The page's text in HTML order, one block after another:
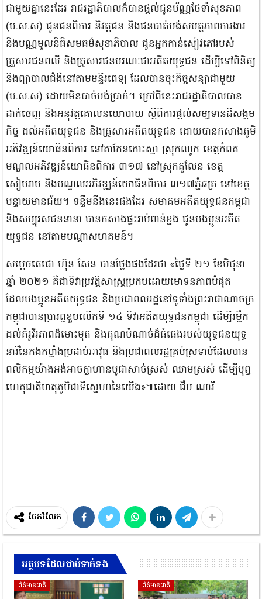
ជាមួយគ្នានេះដែរ រាជរដ្ឋាភិបាលក៏បានផ្តល់ជូនប័ណ្ណថែទាំសុខភាព
(ប.ស.ស) ជូនជនពិការ និវត្តជន និងជនបាត់បង់សមត្ថភាពការងារ
និងបណ្ណមូលនិធិសមធម៌សុខាភិបាល ជូនអ្នកកាន់សៀវភៅរបស់
គ្រួសារជនពលី និងគ្រួសារជនមរណៈជាអតីតយុទ្ធជន ដើម្បីទៅពិនិត្យ
និងព្យាបាលជំងឺនៅតាមមន្ទីរពេទ្យ ដែលបានចុះកិច្ចសន្យាជាមួយ
(ប.ស.ស) ដោយមិនបាច់បង់ប្រាក់។ ក្រៅពីនេះរាជរដ្ឋាភិបាលបាន
ដាក់ចេញ និងអនុវត្តគោលនយោបាយ ស្តីពីការផ្តល់សម្បទានដីសង្គម
កិច្ច ដល់អតីតយុទ្ធជន និងគ្រួសារអតីតយុទ្ធជន ដោយបានកសាងភូមិ
អភិវឌ្ឍន៍យោធិនពិការ នៅតាកែនកោះស្លា ស្រុកឈូក ខេត្តកំពត
មណ្ឌលអភិវឌ្ឍន៍យោធិនពិការ ៣១៧ នៅស្រុកគូលែន ខេត្ត
សៀមរាប និងមណ្ឌលអភិវឌ្ឍន៍យោធិនពិការ ៣១៧ភ្នំឆត្រ នៅខេត្ត
បន្ទាយមានជ័យ។ ទន្ទឹមនឹងនេះផងដែរ សមាគមអតីតយុទ្ធជនកម្ពុជា
និងសម្បុរសជននានា បានកសាងផ្ទះរាប់ពាន់ខ្នង ជូនបងប្អូនអតីត
យុទ្ធជន នៅតាមបណ្តាសហគមន៍។
សម្ដេចតេជោ ហ៊ុន សែន បានថ្លែងផងដែរថា «ថ្ងៃទី ២១ ខែមិថុនា
ឆ្នាំ ២០២១ គឺជាទិវាប្រវត្តិសាស្ត្រប្រកបដោយមោទនភាពបំផុត
ដែលបងប្អូនអតីតយុទ្ធជន និងប្រជាពលរដ្ឋនៅទូទាំងព្រះរាជាណាចក្រ
កម្ពុជាបានប្រារព្ធខួបលើកទី ១៤ ទិវាអតីតយុទ្ធជនកម្ពុជា ដើម្បីរម្លឹក
ដល់គំរូវីរភាពដ៏មោះមុត និងគុណបំណាច់ដ៏ធំធេងរបស់យុទ្ធជនយុទ្ធ
នារីនៃកងកម្លាំងប្រដាប់អាវុធ និងប្រជាពលរដ្ឋគ្រប់ស្រទាប់ដែលបាន
ពលិកម្មយ៉ាងអង់អាចក្លាហានបូជាសាច់ស្រស់ ឈាមស្រស់ ដើម្បីបុព្វ
ហេតុជាតិមាតុភូមិជាទីស្នេហានៃយើង»៕ដោយ ជឹម ណារី
ចែករំលែក
អត្ថបទដែលជាប់ទាក់ទង
ព័ត៌មានជាតិ ព័ត៌មានជាតិ